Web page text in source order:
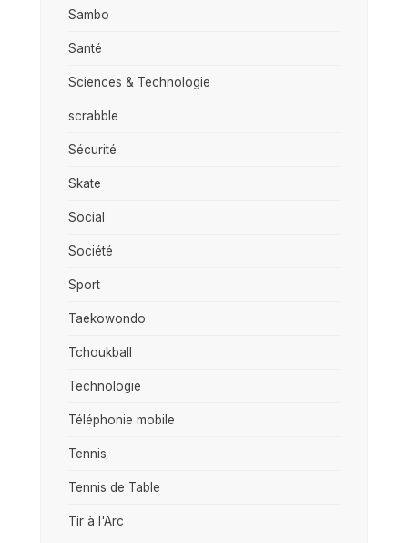
Sambo
Santé
Sciences & Technologie
scrabble
Sécurité
Skate
Social
Société
Sport
Taekowondo
Tchoukball
Technologie
Téléphonie mobile
Tennis
Tennis de Table
Tir à l'Arc